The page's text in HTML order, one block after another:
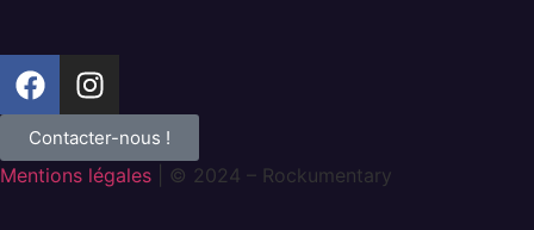
Contacter-nous !
Mentions légales | © 2024 – Rockumentary